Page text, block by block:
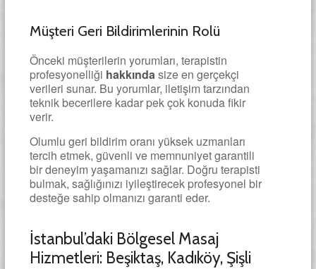
Müşteri Geri Bildirimlerinin Rolü
Önceki müşterilerin yorumları, terapistin
profesyonelliği hakkındasize en gerçekçi
verileri sunar. Bu yorumlar, iletişim tarzından
teknik becerilere kadar pek çok konuda fikir
verir.
Olumlu geri bildirim oranı yüksek uzmanları
tercih etmek, güvenli ve memnuniyet garantili
bir deneyim yaşamanızı sağlar. Doğru terapisti
bulmak, sağlığınızı iyileştirecek profesyonel bir
desteğe sahip olmanızı garanti eder.
İstanbul’daki Bölgesel Masaj
Hizmetleri: Beşiktaş, Kadıköy, Şişli